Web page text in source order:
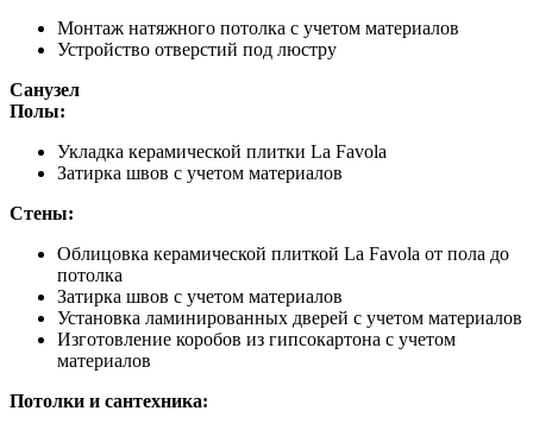
Монтаж натяжного потолка с учетом материалов
Устройство отверстий под люстру
Санузел
Полы:
Укладка керамической плитки La Favola
Затирка швов с учетом материалов
Стены:
Облицовка керамической плиткой La Favola от пола до
потолка
Затирка швов с учетом материалов
Установка ламинированных дверей с учетом материалов
Изготовление коробов из гипсокартона с учетом
материалов
Потолки и сантехника: